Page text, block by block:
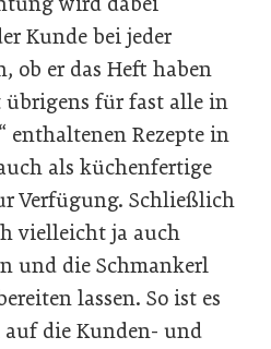
Kunde bei jeder
ob er das Heft haben
für fast alle in
enthaltenen Rezepte in
als küchenfertige
Verfügung. Schließlich
vielleicht ja auch
und die Schmankerl
lassen. So ist es
die Kunden- und